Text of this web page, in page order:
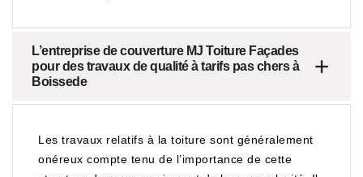
L’entreprise de couverture MJ Toiture Façades
pour des travaux de qualité à tarifs pas chers à
Boissede
Les travaux relatifs à la toiture sont généralement
onéreux compte tenu de l’importance de cette